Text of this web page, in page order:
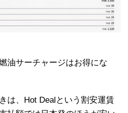
油サーチャージはお得にな
は、Hot Dealという割安運賃